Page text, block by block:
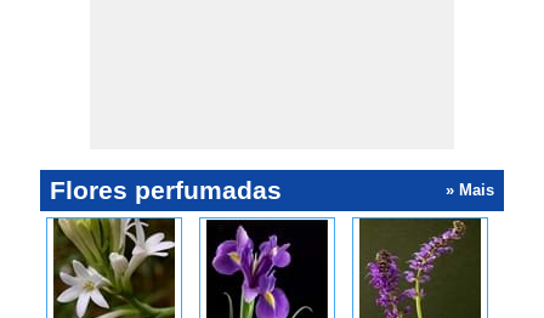
Flores perfumadas » Mais